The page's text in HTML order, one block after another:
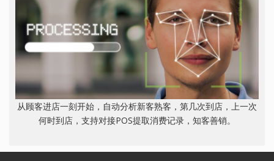
从顾客进店一刻开始，自动分析新客熟客，第几次到店，上一次
何时到店，支持对接POS提取消费记录，知客善销。